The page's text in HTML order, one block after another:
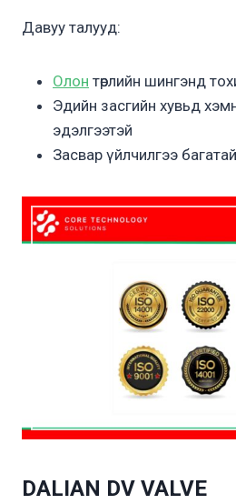
Давуу талууд:
Олон төрлийн шингэнд
Эдийн засгийн хувьд
эдэлгээтэй
Засвар үйлчилгээ багатай
DALIAN DV VALVE